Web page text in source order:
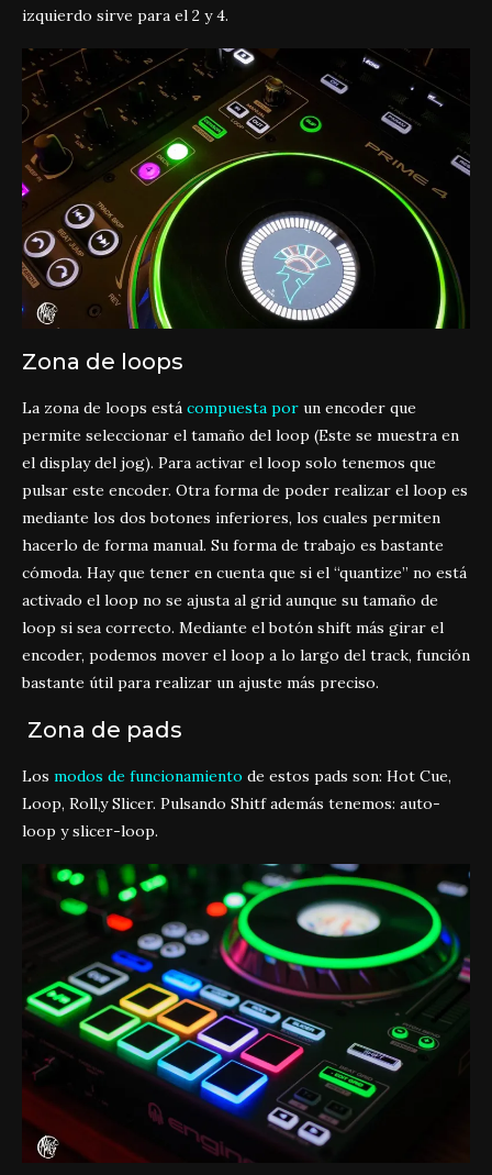
izquierdo sirve para el 2 y 4.
Zona de loops
La zona de loops está compuesta por un encoder que
permite seleccionar el tamaño del loop (Este se muestra en
el display del jog). Para activar el loop solo tenemos que
pulsar este encoder. Otra forma de poder realizar el loop es
mediante los dos botones inferiores, los cuales permiten
hacerlo de forma manual. Su forma de trabajo es bastante
cómoda. Hay que tener en cuenta que si el “quantize” no está
activado el loop no se ajusta al grid aunque su tamaño de
loop si sea correcto. Mediante el botón shift más girar el
encoder, podemos mover el loop a lo largo del track, función
bastante útil para realizar un ajuste más preciso.
Zona de pads
Los modos de funcionamiento de estos pads son: Hot Cue,
Loop, Roll,y Slicer. Pulsando Shitf además tenemos: auto-
loop y slicer-loop.